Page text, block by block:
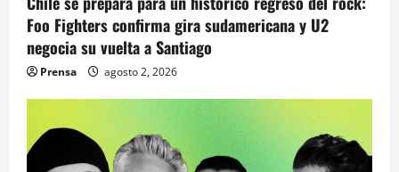
n
t
r
a
Foo Fighters confirma gira sudamericana y U2
negocia su vuelta a Santiago
Prensa agosto 2, 2026